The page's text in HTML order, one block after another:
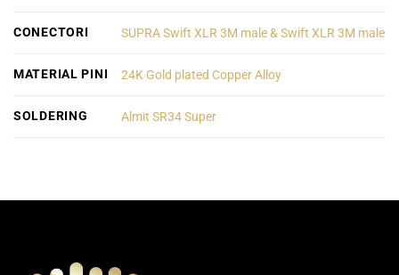
CONECTORI SUPRA Swift XLR 3M male & Swift XLR 3M male
MATERIAL PINI 24K Gold plated Copper Alloy
SOLDERING Almit SR34 Super